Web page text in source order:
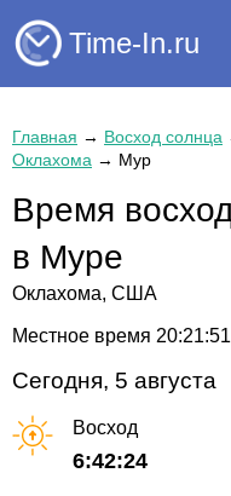
Time-In.ru
Главная → Восход солнца
Оклахома → Мур
Время
в Муре
Оклахома, США
Местное время 20:21:52
Сегодня, 5 августа
Восход
6:42:24